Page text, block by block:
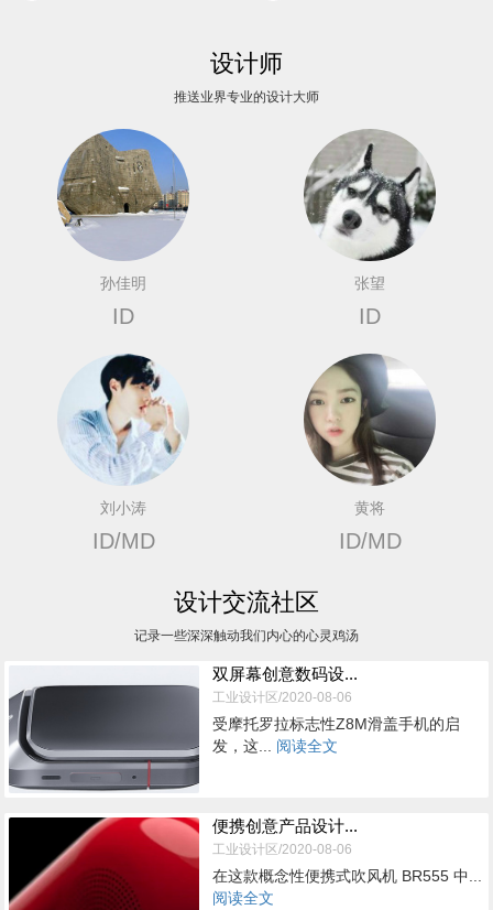
设计师
推送业界专业的设计大师
孙佳明
ID
张望
ID
刘小涛
ID/MD
黄将
ID/MD
设计交流社区
记录一些深深触动我们内心的心灵鸡汤
双屏幕创意数码设...
工业设计区/2020-08-06
受摩托罗拉标志性Z8M滑盖手机的启
发，这... 阅读全文
便携创意产品设计...
工业设计区/2020-08-06
在这款概念性便携式吹风机 BR555 中...
阅读全文